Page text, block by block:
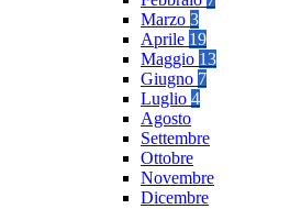
Marzo 3
Aprile 19
Maggio 13
Giugno 7
Luglio 4
Agosto
Settembre
Ottobre
Novembre
Dicembre